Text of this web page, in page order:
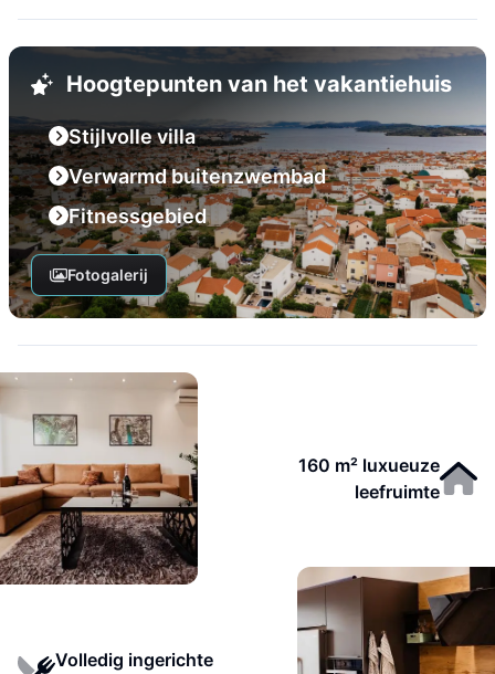
Hoogtepunten van het vakantiehuis
Stijlvolle villa
Verwarmd buitenzwembad
Fitnessgebied
Fotogalerij
160 m² luxueuze
leefruimte
Volledig ingerichte